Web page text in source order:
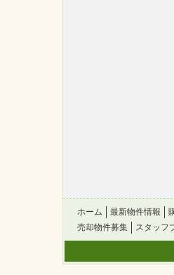
ホーム 最新物件情報
売却物件募集
スタッフ